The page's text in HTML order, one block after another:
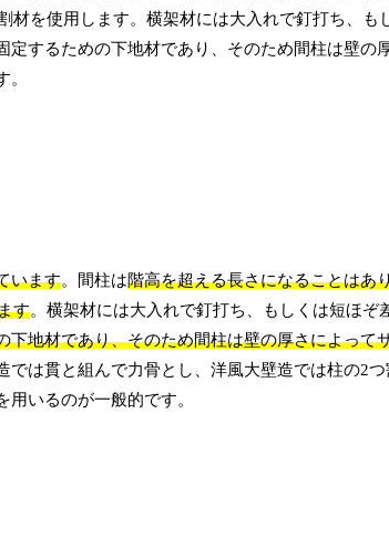
材を使用します。横架材には大入れで釘打ち、も
するための下地材であり、そのため間柱は壁の
います。間柱は階高を超える長さになることはあ
す。横架材には大入れで釘打ち、もしくは短ほぞ
地材であり、そのため間柱は壁の厚さによって
では貫と組んで力骨とし、洋風大壁造では柱の2つ
いるのが一般的です。